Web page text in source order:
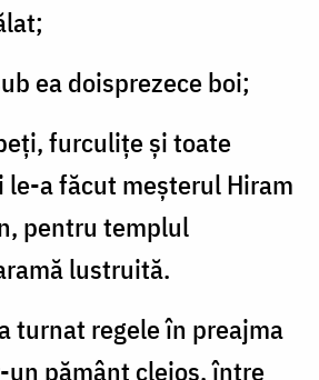
ea doisprezece boi;
furculiţe şi toate
a făcut meşterul Hiram
pentru templul
lustruită.
turnat regele în preajma
pământ cleios, între